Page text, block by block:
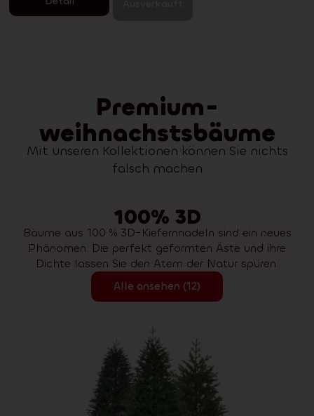
Premium-
weihnachstsbäume
Mit unseren Kollektionen können Sie nichts
falsch machen
100% 3D
Bäume aus 100 % 3D-Kiefernnadeln sind ein neues
Phänomen. Die perfekt geformten Äste und ihre
Dichte lassen Sie den Atem der Natur spüren.
Alle ansehen (12)